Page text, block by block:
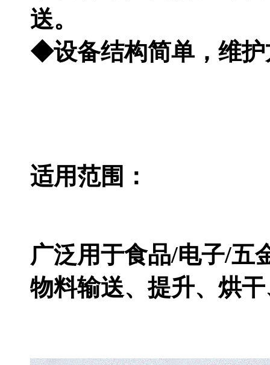
送。
◆设备结构简单，维护
适用范围：
广泛用于食品/电子/五
物料输送、提升、烘